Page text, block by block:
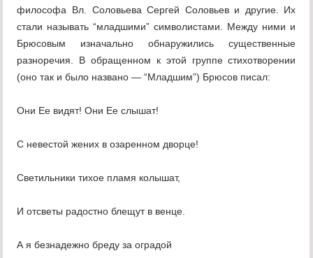
философа Вл. Соловьева Сергей Соловьев и другие. Их
стали называть “младшими” символистами. Между ними и
Брюсовым изначально обнаружились существенные
разноречия. В обращенном к этой группе стихотворении
(оно так и было названо — “Младшим”) Брюсов писал:
Они Ее видят! Они Ее слышат!
С невестой жених в озаренном дворце!
Светильники тихое пламя колышат,
И отсветы радостно блещут в венце.
А я безнадежно бреду за оградой